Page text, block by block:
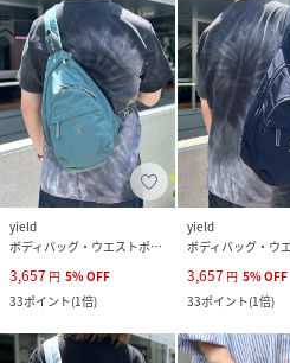
yield
ボディバッグ・ウエストポーチ
3,657 円 5%OFF
33ポイント(1倍)
yield
3,657 円 5%OFF
33ポイント(1倍)